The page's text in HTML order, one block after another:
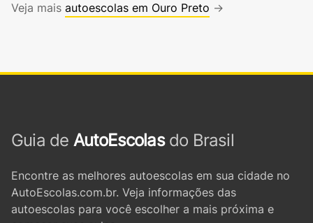
Veja mais autoescolas em Ouro Preto →
Guia de AutoEscolasdo Brasil
Encontre as melhores autoescolas em sua cidade no
AutoEscolas.com.br. Veja informações das
autoescolas para você escolher a mais próxima e